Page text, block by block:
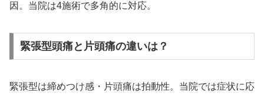
因。当院は4施術で多角的に対応。
緊張型頭痛と片頭痛の違いは？
緊張型は締めつけ感・片頭痛は拍動性。当院では症状に応